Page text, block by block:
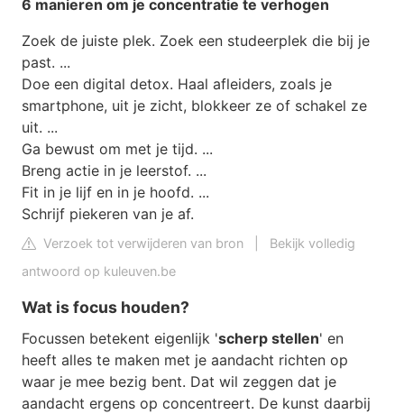
6 manieren om je concentratie te verhogen
Zoek de juiste plek. Zoek een studeerplek die bij je
past. ...
Doe een digital detox. Haal afleiders, zoals je
smartphone, uit je zicht, blokkeer ze of schakel ze
uit. ...
Ga bewust om met je tijd. ...
Breng actie in je leerstof. ...
Fit in je lijf en in je hoofd. ...
Schrijf piekeren van je af.
Verzoek tot verwijderen van bron
Bekijk volledig
antwoord op kuleuven.be
Wat is focus houden?
Focussen betekent eigenlijk 'scherp stellen' en
heeft alles te maken met je aandacht richten op
waar je mee bezig bent. Dat wil zeggen dat je
aandacht ergens op concentreert. De kunst daarbij